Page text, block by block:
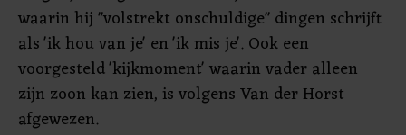
waarin hij "volstrekt onschuldige" dingen schrijft
als 'ik hou van je' en 'ik mis je'. Ook een
voorgesteld 'kijkmoment' waarin vader alleen
zijn zoon kan zien, is volgens Van der Horst
afgewezen.